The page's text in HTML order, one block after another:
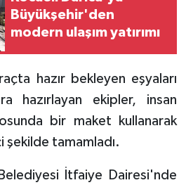
Büyükşehir'den
modern ulaşım yatırımı
hazır bekleyen eşyaları
hazırlayan ekipler, insan
bir maket kullanarak
şekilde tamamladı.
İtfaiye Dairesi'nde